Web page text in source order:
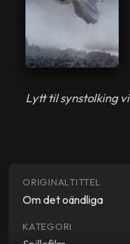
Lytt til synstolking
ORIGINALTITTEL
Om det oändliga
KATEGORI